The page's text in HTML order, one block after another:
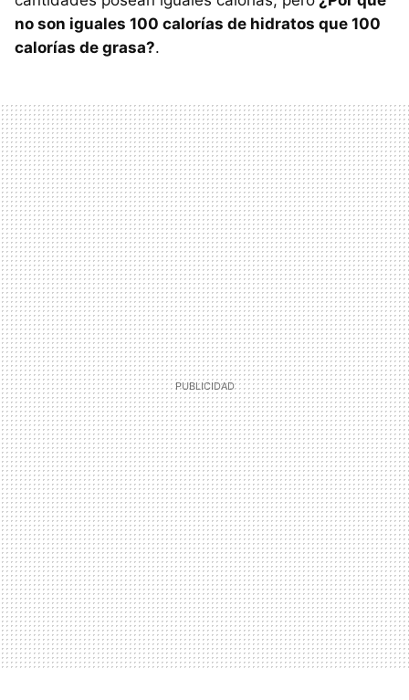
no son iguales 100 calorías de hidratos que 100
calorías de grasa?.